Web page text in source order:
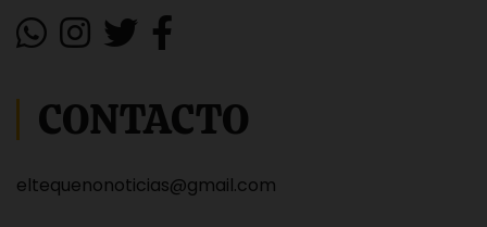
CONTACTO
eltequenonoticias@gmail.com